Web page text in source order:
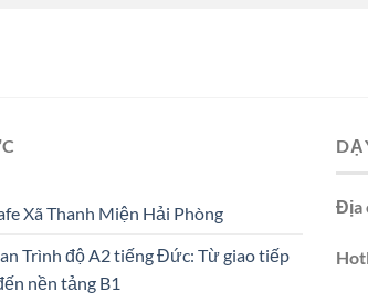
Xã Thanh Miện Hải Phòng
Trình độ A2 tiếng Đức: Từ giao tiếp
nền tảng B1
Địa